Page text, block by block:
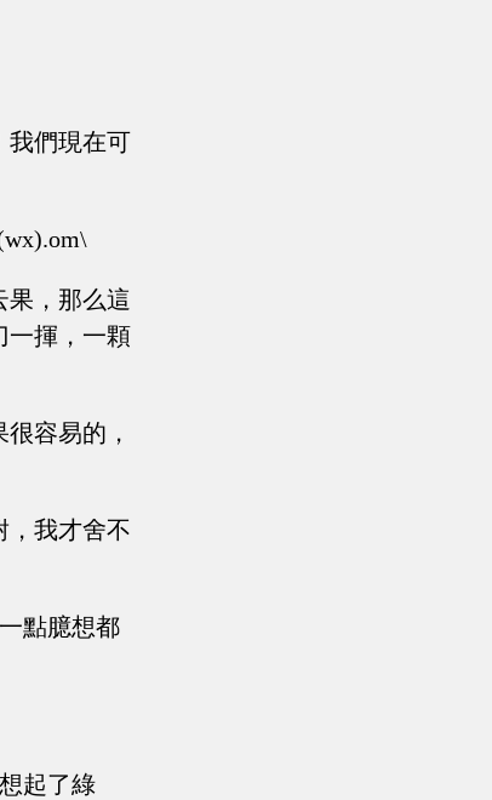
我們現在可
果，那么這
一揮，一顆
容易的，
，我才舍不
點臆想都
起了綠